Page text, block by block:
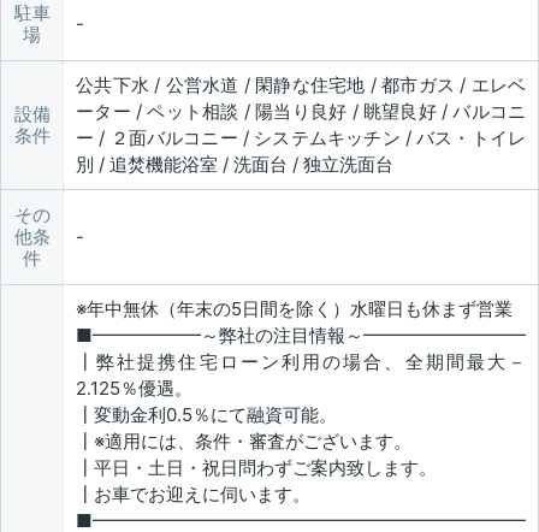
駐車
場
設備
条件
公共下水 / 公営水道 / 閑静な住宅地 / 都市ガス / エレベ
ーター / ペット相談 / 陽当り良好 / 眺望良好 / バルコニ
ー / ２面バルコニー / システムキッチン / バス・トイレ
別 / 追焚機能浴室 / 洗面台 / 独立洗面台
その
他条
件
※年中無休（年末の5日間を除く）水曜日も休まず営業
■━━━━━━～弊社の注目情報～━━━━━━━━━
┃弊社提携住宅ローン利用の場合、全期間最大－
2.125％優遇。
┃変動金利0.5％にて融資可能。
┃※適用には、条件・審査がございます。
┃平日・土日・祝日問わずご案内致します。
┃お車でお迎えに伺います。
■━━━━━━━━━━━━━━━━━━━━━━━━